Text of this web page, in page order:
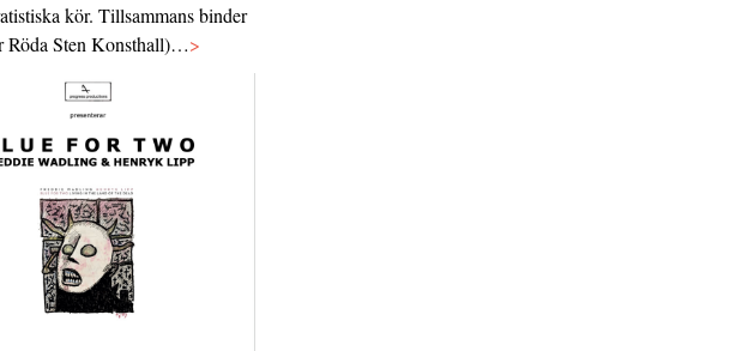
kör. Tillsammans binder
Röda Sten Konsthall)…>